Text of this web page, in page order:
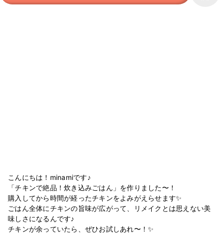
こんにちは！minamiです♪
「チキンで絶品！炊き込みごはん」を作りました〜！
購入してから時間が経ったチキンをよみがえらせます✨
ごはん全体にチキンの旨味が広がって、リメイクとは思えない美
味しさになるんです♪
チキンが余っていたら、ぜひお試しあれ〜！✨